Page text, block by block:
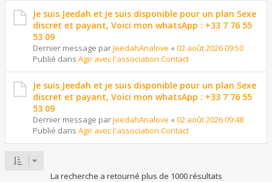
Je suis Jeedah et je suis disponible pour un plan Sexe
discret et payant, Voici mon whatsApp : +33 7 76 55
53 09
Dernier message parJeedahAnalove « 02 août 2026 09:50
Publié dans Agir avec l'association Contact
Je suis Jeedah et je suis disponible pour un plan Sexe
discret et payant, Voici mon whatsApp : +33 7 76 55
53 09
Dernier message parJeedahAnalove « 02 août 2026 09:48
Publié dans Agir avec l'association Contact
La recherche a retourné plus de 1000 résultats